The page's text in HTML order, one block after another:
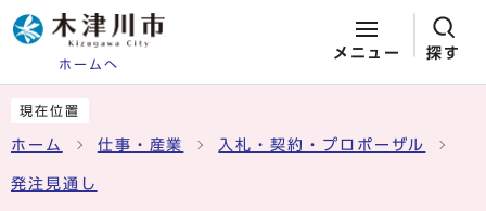
ホームへ
メニュー 探す
現在位置
ホーム 仕事・産業 入札・契約・プロポーザル
発注見通し